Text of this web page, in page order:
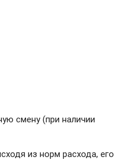
смену (при наличии
из норм расхода, его